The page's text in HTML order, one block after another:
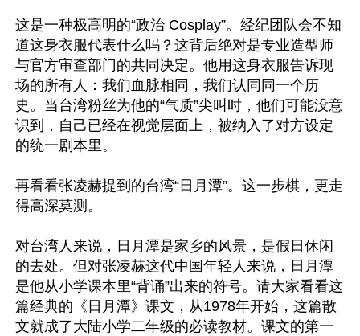
这是一种极高明的“政治 Cosplay”。经纪团队会不知
道这身衣服代表什么吗？这背后绝对是专业造型师
与官方审查部门的共同决定。他用这身衣服告诉现
场的所有人：我们血脉相同，我们认同同一个历
史。当台湾粉丝为他的“气质”尖叫时，他们可能没意
识到，自己已经在视觉层面上，被纳入了对方设定
的统一剧本里。
再看看张凌赫提到的台湾“日月潭”。这一步棋，更走
得高深莫测。
对台湾人来说，日月潭是家乡的风景，是假日休闲
的去处。但对张凌赫这代中国年轻人来说，日月潭
是他从小学课本里“背诵”出来的符号。请大家看看这
篇经典的《日月潭》课文，从1978年开始，这篇散
文就成了大陆小学二年级的必读教材。课文的第一